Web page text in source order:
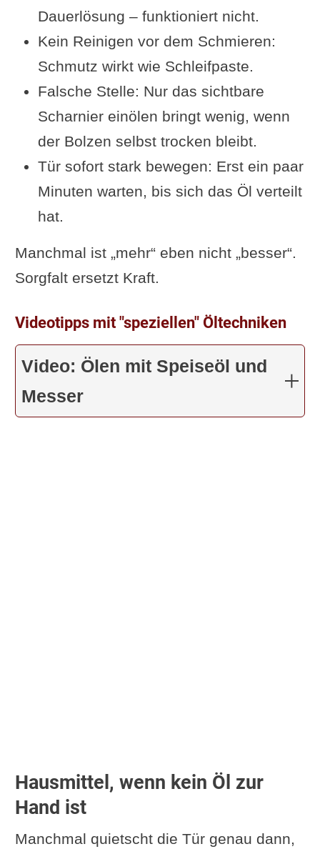
Dauerlösung – funktioniert nicht.
Kein Reinigen vor dem Schmieren:
Schmutz wirkt wie Schleifpaste.
Falsche Stelle: Nur das sichtbare
Scharnier einölen bringt wenig, wenn
der Bolzen selbst trocken bleibt.
Tür sofort stark bewegen: Erst ein paar
Minuten warten, bis sich das Öl verteilt
hat.
Manchmal ist „mehr“ eben nicht „besser“.
Sorgfalt ersetzt Kraft.
Videotipps mit "speziellen" Öltechniken
Video: Ölen mit Speiseöl und
Messer
Hausmittel, wenn kein Öl zur
Hand ist
Manchmal quietscht die Tür genau dann,